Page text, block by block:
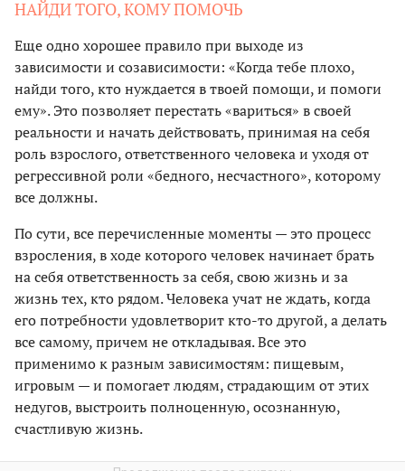
НАЙДИ ТОГО, КОМУ ПОМОЧЬ
Еще одно хорошее правило при выходе из
зависимости и созависимости: «Когда тебе плохо,
найди того, кто нуждается в твоей помощи, и помоги
ему». Это позволяет перестать «вариться» в своей
реальности и начать действовать, принимая на себя
роль взрослого, ответственного человека и уходя от
регрессивной роли «бедного, несчастного», которому
все должны.
По сути, все перечисленные моменты — это процесс
взросления, в ходе которого человек начинает брать
на себя ответственность за себя, свою жизнь и за
жизнь тех, кто рядом. Человека учат не ждать, когда
его потребности удовлетворит кто-то другой, а делать
все самому, причем не откладывая. Все это
применимо к разным зависимостям: пищевым,
игровым — и помогает людям, страдающим от этих
недугов, выстроить полноценную, осознанную,
счастливую жизнь.